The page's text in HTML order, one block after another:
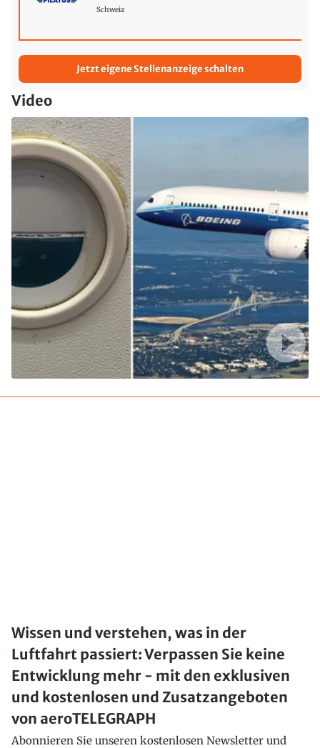
Schweiz
Jetzt eigene Stellenanzeige schalten
Video
Wissen und verstehen, was in der
Luftfahrt passiert: Verpassen Sie keine
Entwicklung mehr - mit den exklusiven
und kostenlosen und Zusatzangeboten
von aeroTELEGRAPH
Abonnieren Sie unseren kostenlosen Newsletter und